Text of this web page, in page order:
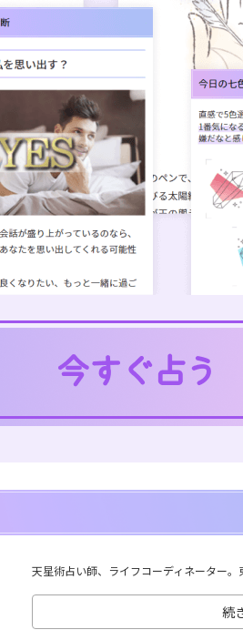
天星術占い師、ライフコーディネーター
続